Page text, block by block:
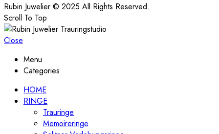
Rubin Juwelier © 2025.All Rights Reserved.
Scroll To Top
Close
Menu
Categories
HOME
RINGE
Trauringe
Memoireringe